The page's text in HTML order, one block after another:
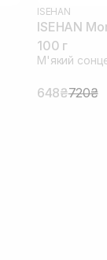
ISEHAN
ISEHAN
100 г
М'який
648₴720₴